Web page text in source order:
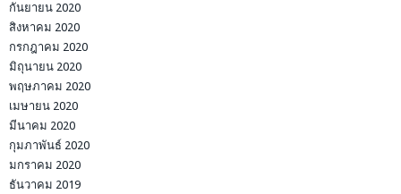
กันยายน 2020
สิงหาคม 2020
กรกฎาคม 2020
มิถุนายน 2020
พฤษภาคม 2020
เมษายน 2020
มีนาคม 2020
กุมภาพันธ์ 2020
มกราคม 2020
ธันวาคม 2019